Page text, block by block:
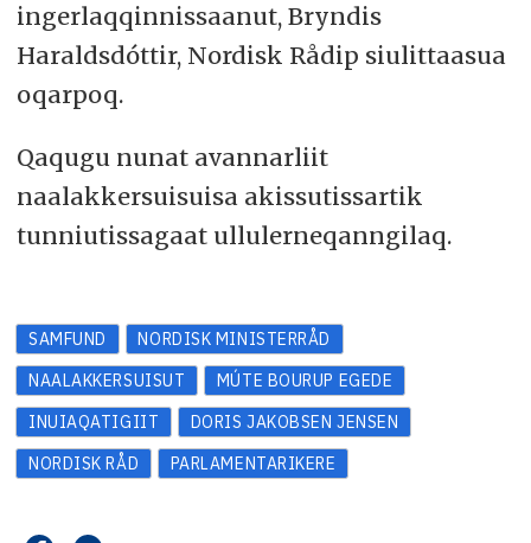
ingerlaqqinnissaanut, Bryndis
Haraldsdóttir, Nordisk Rådip siulittaasua
oqarpoq.
Qaqugu nunat avannarliit
naalakkersuisuisa akissutissartik
tunniutissagaat ullulerneqanngilaq.
SAMFUND
NORDISK MINISTERRÅD
NAALAKKERSUISUT
MÚTE BOURUP EGEDE
INUIAQATIGIIT
DORIS JAKOBSEN JENSEN
NORDISK RÅD
PARLAMENTARIKERE